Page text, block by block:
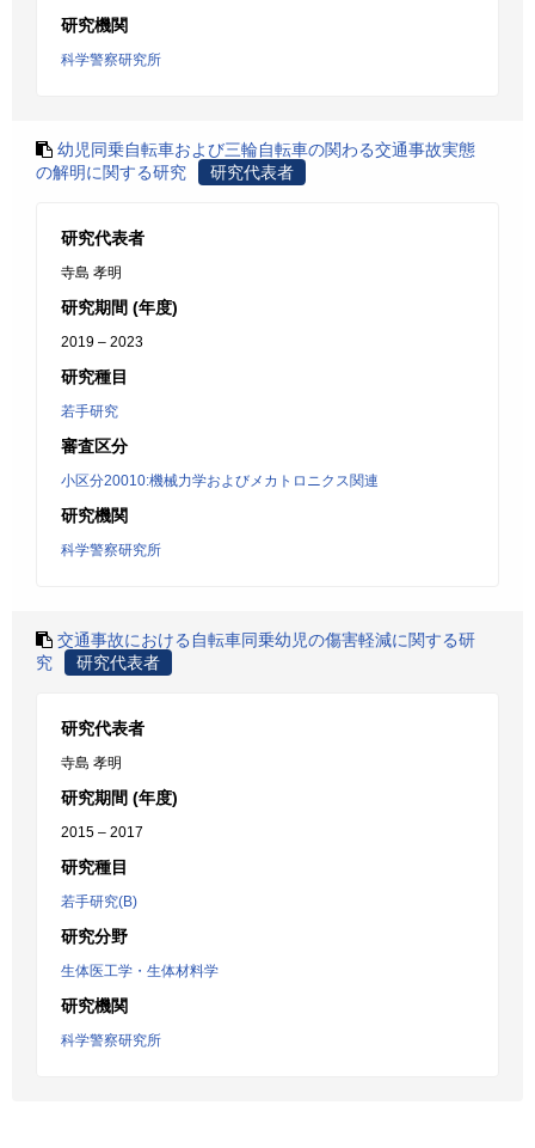
研究機関
科学警察研究所
幼児同乗自転車および三輪自転車の関わる交通事故実態
の解明に関する研究
研究代表者
研究代表者
寺島 孝明
研究期間 (年度)
2019 – 2023
研究種目
若手研究
審査区分
小区分20010:機械力学およびメカトロニクス関連
研究機関
科学警察研究所
交通事故における自転車同乗幼児の傷害軽減に関する研
究
研究代表者
研究代表者
寺島 孝明
研究期間 (年度)
2015 – 2017
研究種目
若手研究(B)
研究分野
生体医工学・生体材料学
研究機関
科学警察研究所